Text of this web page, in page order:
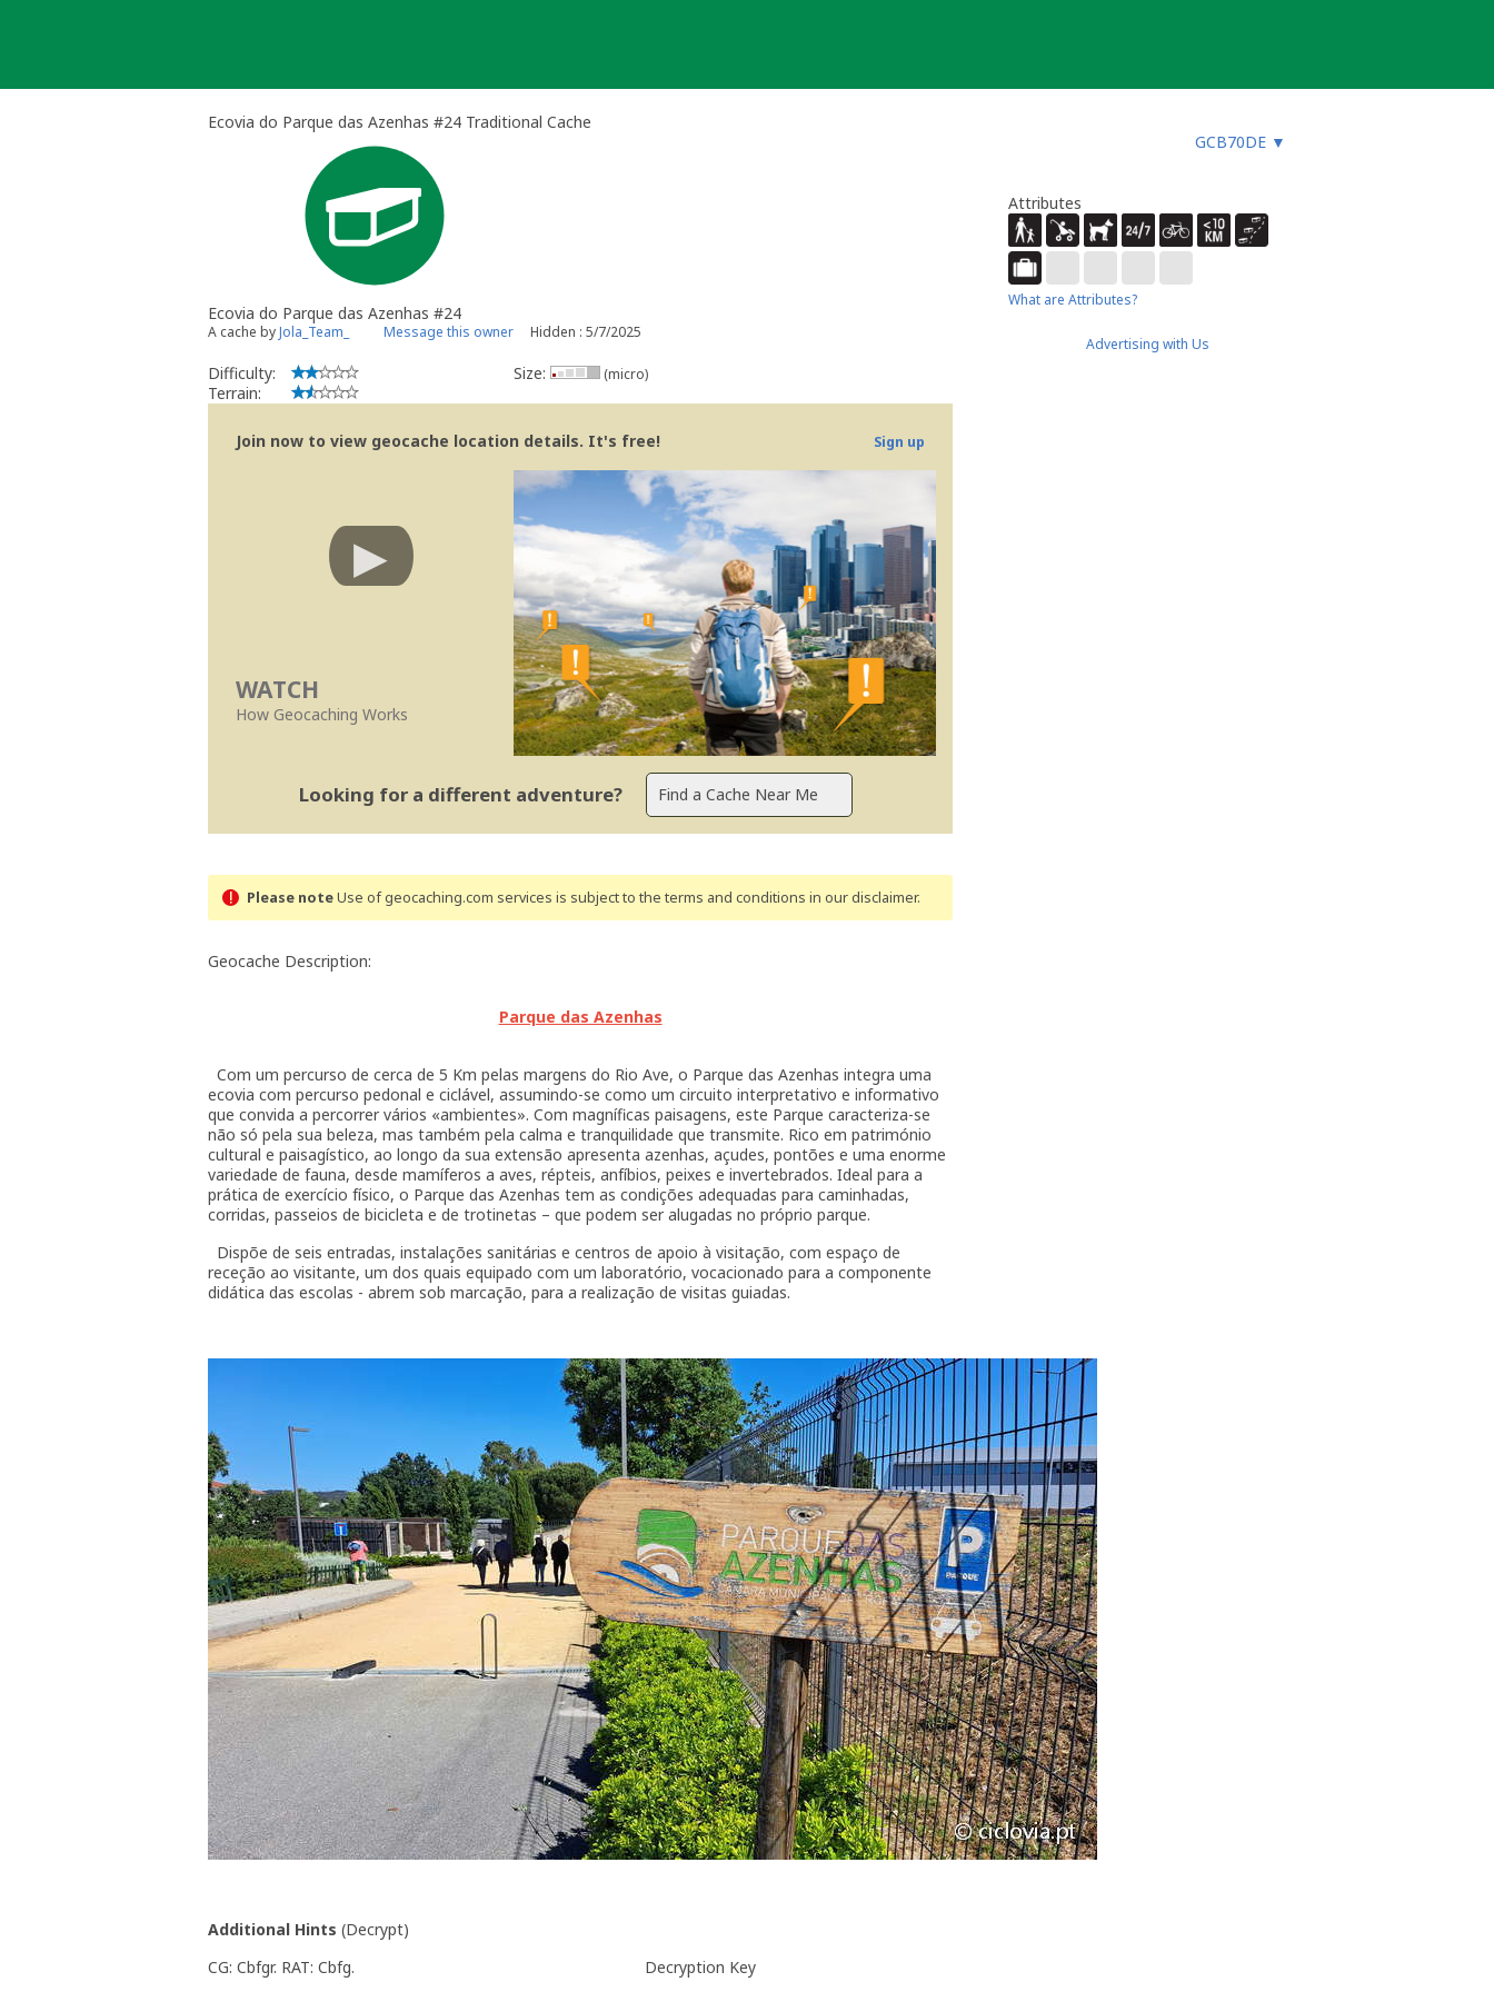
Ecovia do Parque das Azenhas #24 Traditional Cache
GCB70DE ▼
Ecovia do Parque das Azenhas #24
A cache byJola_Team_ Message this owner Hidden : 5/7/2025
Difficulty:
Terrain:
Size: (micro)
Join now to view geocache location details. It's free! Sign up
WATCH
How Geocaching Works
Looking for a different adventure?
Please noteUse of geocaching.com services is subject to the terms and conditions in our disclaimer.
Geocache Description:
Parque das Azenhas
Com um percurso de cerca de 5 Km pelas margens do Rio Ave, o Parque das Azenhas integra uma
ecovia com percurso pedonal e ciclável, assumindo-se como um circuito interpretativo e informativo
que convida a percorrer vários «ambientes». Com magníficas paisagens, este Parque caracteriza-se
não só pela sua beleza, mas também pela calma e tranquilidade que transmite. Rico em património
cultural e paisagístico, ao longo da sua extensão apresenta azenhas, açudes, pontões e uma enorme
variedade de fauna, desde mamíferos a aves, répteis, anfíbios, peixes e invertebrados. Ideal para a
prática de exercício físico, o Parque das Azenhas tem as condições adequadas para caminhadas,
corridas, passeios de bicicleta e de trotinetas – que podem ser alugadas no próprio parque.
Dispõe de seis entradas, instalações sanitárias e centros de apoio à visitação, com espaço de
receção ao visitante, um dos quais equipado com um laboratório, vocacionado para a componente
didática das escolas - abrem sob marcação, para a realização de visitas guiadas.
Additional Hints (Decrypt)
CG: Cbfgr. RAT: Cbfg.
Decryption Key
Attributes
What are Attributes?
Advertising with Us